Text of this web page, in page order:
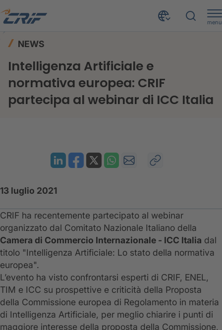
menu
NEWS
Intelligenza Artificiale e
normativa europea: CRIF
partecipa al webinar di ICC Italia
13 luglio 2021
CRIF ha recentemente partecipato al webinar
organizzato dal Comitato Nazionale Italiano della
Camera di Commercio Internazionale - ICC Italia dal
titolo "Intelligenza Artificiale: Lo stato della normativa
europea".
L’evento ha visto confrontarsi esperti di CRIF, ENEL,
TIM e ICC su prospettive e criticità della Proposta
della Commissione europea di Regolamento in materia
di Intelligenza Artificiale, per meglio chiarire i punti di
maggiore interesse della proposta della Commissione,